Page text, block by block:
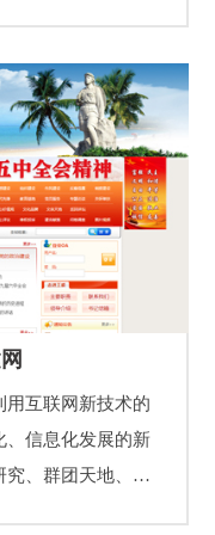
提供创业就业、志
动交流等资讯和服
用互联网新技术的
、信息化发展的新
究、群团天地、学